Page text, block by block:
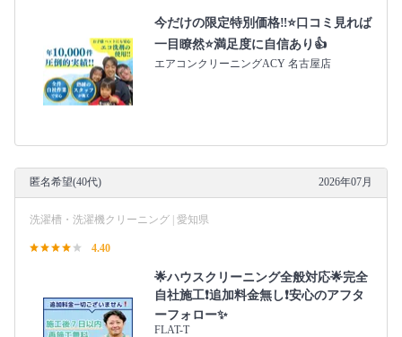
今だけの限定特別価格‼️⭐口コミ見れば
一目瞭然⭐満足度に自信あり👍
エアコンクリーニングACY 名古屋店
匿名希望(40代) 2026年07月
洗濯槽・洗濯機クリーニング | 愛知県
4.40
🌟ハウスクリーニング全般対応🌟完全
自社施工❗️追加料金無し❗️安心のアフタ
ーフォロー✨
FLAT-T